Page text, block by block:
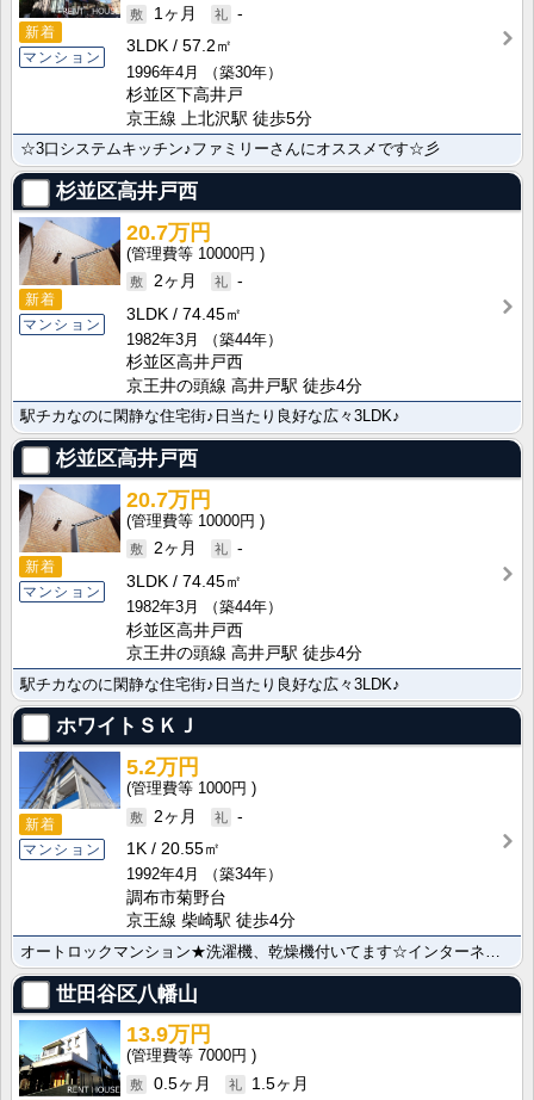
新着
マンション
1ヶ月
-
3LDK
57.2㎡
1996年4月
（築30年）
杉並区下高井戸
京王線 上北沢駅 徒歩5分
☆3口システムキッチン♪ファミリーさんにオススメです☆彡
杉並区高井戸西
新着
マンション
20.7万円
10000円
2ヶ月
-
3LDK
74.45㎡
1982年3月
（築44年）
杉並区高井戸西
京王井の頭線 高井戸駅 徒歩4分
駅チカなのに閑静な住宅街♪日当たり良好な広々3LDK♪
杉並区高井戸西
新着
マンション
20.7万円
10000円
2ヶ月
-
3LDK
74.45㎡
1982年3月
（築44年）
杉並区高井戸西
京王井の頭線 高井戸駅 徒歩4分
駅チカなのに閑静な住宅街♪日当たり良好な広々3LDK♪
ホワイトＳＫＪ
新着
マンション
5.2万円
1000円
2ヶ月
-
1K
20.55㎡
1992年4月
（築34年）
調布市菊野台
京王線 柴崎駅 徒歩4分
世田谷区八幡山
13.9万円
7000円
0.5ヶ月
1.5ヶ月